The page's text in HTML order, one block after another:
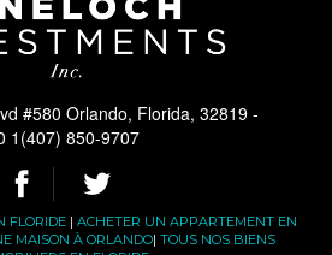
#580 Orlando, Florida, 32819 -
1(407) 850-9707
FLORIDE | ACHETER UN APPARTEMENT EN
MAISON À ORLANDO| TOUS NOS BIENS